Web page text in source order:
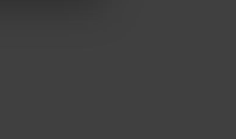
GVO). Die USA
Punkt
Klick auf